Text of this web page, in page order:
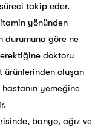
takip eder.
yönünden
durumuna göre ne
doktoru
ürünlerinden oluşan
yemeğine
banyo, ağız ve